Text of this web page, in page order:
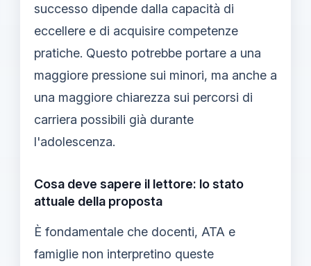
successo dipende dalla capacità di
eccellere e di acquisire competenze
pratiche. Questo potrebbe portare a una
maggiore pressione sui minori, ma anche a
una maggiore chiarezza sui percorsi di
carriera possibili già durante
l'adolescenza.
Cosa deve sapere il lettore: lo stato
attuale della proposta
È fondamentale che docenti, ATA e
famiglie non interpretino queste